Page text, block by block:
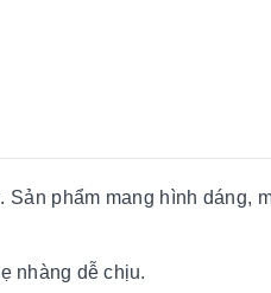
phẩm mang hình dáng,
nhàng dễ chịu.